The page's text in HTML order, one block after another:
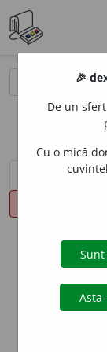
sinteza
info
🎉
De un
Cu o mică